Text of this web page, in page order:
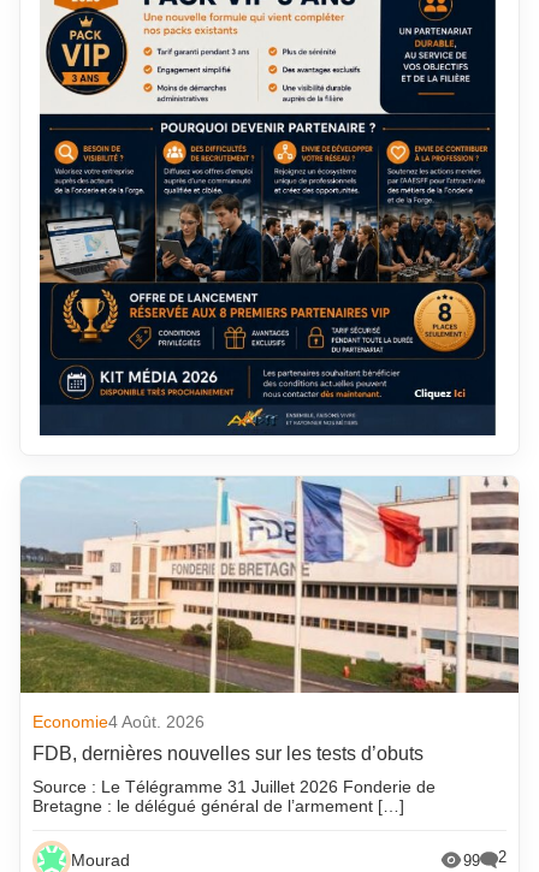
Economie4 Août. 2026
FDB, dernières nouvelles sur les tests d’obuts
Source : Le Télégramme 31 Juillet 2026 Fonderie de
Bretagne : le délégué général de l’armement […]
Mourad 99 2